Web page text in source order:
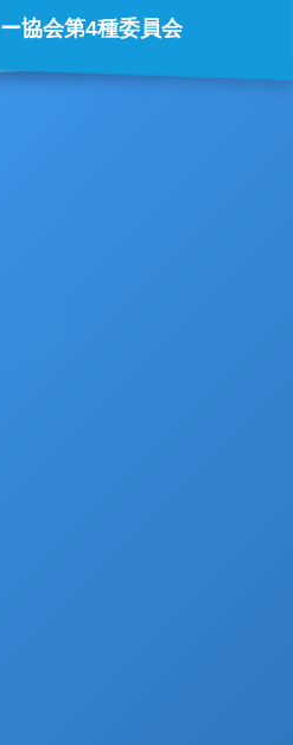
協会第4種委員会